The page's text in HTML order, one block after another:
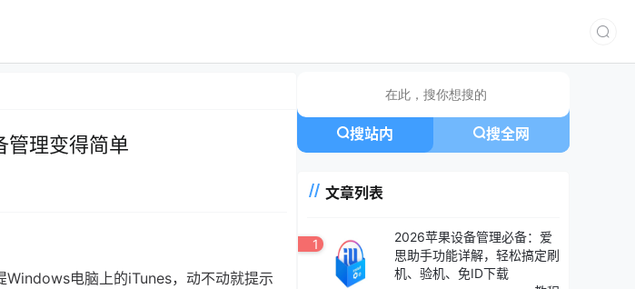
理变得简单
电脑上的iTunes，动不动就提示
搜站内 搜全网
文章列表
1
2026苹果设备管理必备：爱
思助手功能详解，轻松搞定刷
机、验机、免ID下载